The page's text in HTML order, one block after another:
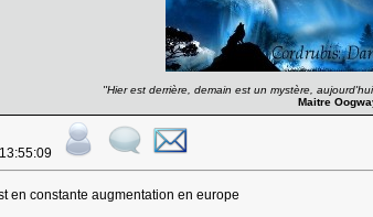
''Hier est derrière, demain est un mystère,
Maitre
en constante augmentation en europe